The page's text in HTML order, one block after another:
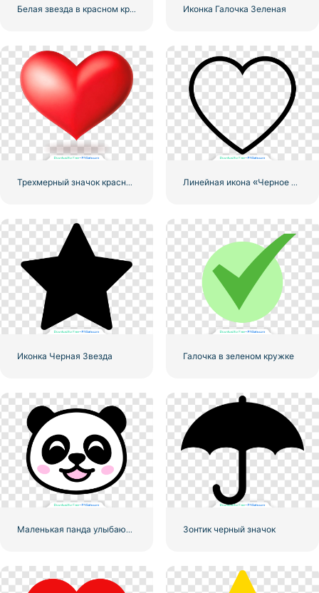
Белая звезда в красном круге Иконка Галочка Зеленая
Трехмерный значок красного сердца с тенью Линейная икона «Черное сердце» — 2
Иконка Черная Звезда Галочка в зеленом кружке
Зонтик черный значок